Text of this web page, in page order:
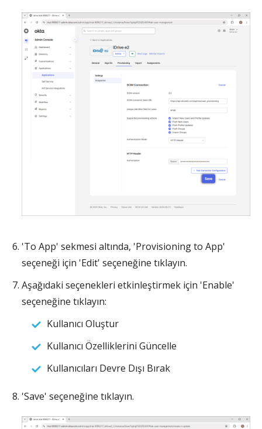
'To App' sekmesi altında, 'Provisioning to App'
seçeneği için 'Edit' seçeneğine tıklayın.
Aşağıdaki seçenekleri etkinleştirmek için 'Enable'
seçeneğine tıklayın:
Kullanıcı Oluştur
Kullanıcı Özelliklerini Güncelle
Kullanıcıları Devre Dışı Bırak
'Save' seçeneğine tıklayın.